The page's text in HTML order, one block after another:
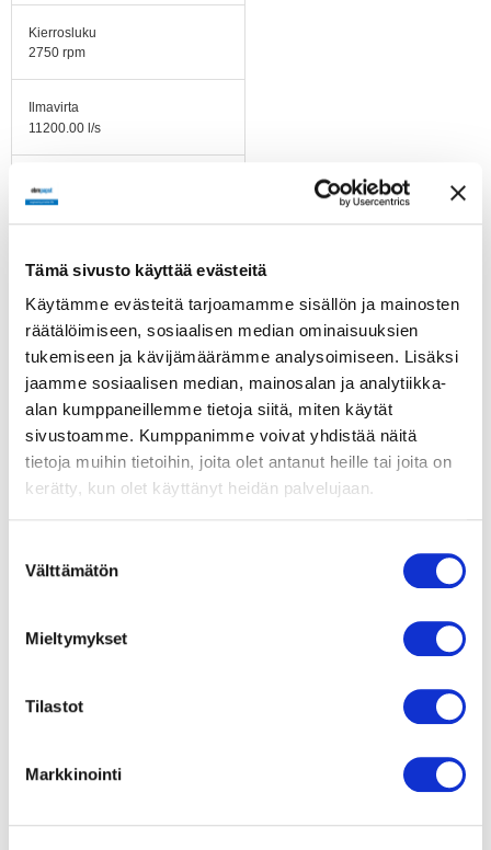
Tämä sivusto käyttää evästeitä
Käytämme evästeitä tarjoamamme sisällön ja mainosten
räätälöimiseen, sosiaalisen median ominaisuuksien
tukemiseen ja kävijämäärämme analysoimiseen. Lisäksi
jaamme sosiaalisen median, mainosalan ja analytiikka-
alan kumppaneillemme tietoja siitä, miten käytät
sivustoamme. Kumppanimme voivat yhdistää näitä
tietoja muihin tietoihin, joita olet antanut heille tai joita on
kerätty, kun olet käyttänyt heidän palvelujaan.
valinta
Välttämätön
Mieltymykset
Tilastot
Markkinointi
Kierrosluku
2750 rpm
Ilmavirta
11200.00 l/s
3111.00 m3/h
188
Käyttölämpötila-alue
-25...+40 °C
Pyörimissuunta
Myötäpäivään katsottuna
Moottorin tyyppi
Moottorin malli
integroidulla
Moottorisuoja / Suoja
virranrajoitus moottorille,